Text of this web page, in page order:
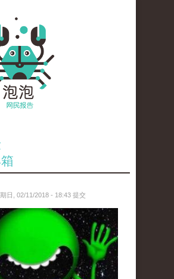
日, 02/11/2018 - 18:43 提交